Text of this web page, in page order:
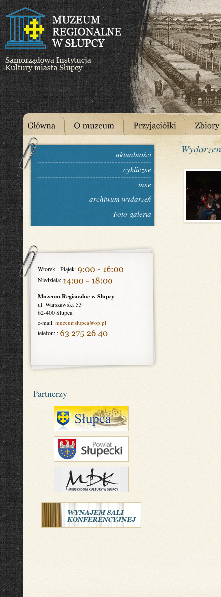
aktualności
cykliczne
inne
archiwum wydarzeń
Foto-galeria
Wtorek - Piątek:
Niedziela:
Muzeum Regionalne w Słupcy
ul. Warszawska 53
62-400 Słupca
e-mail: muzeumslupca@op.pl
telefon: :
Partnerzy